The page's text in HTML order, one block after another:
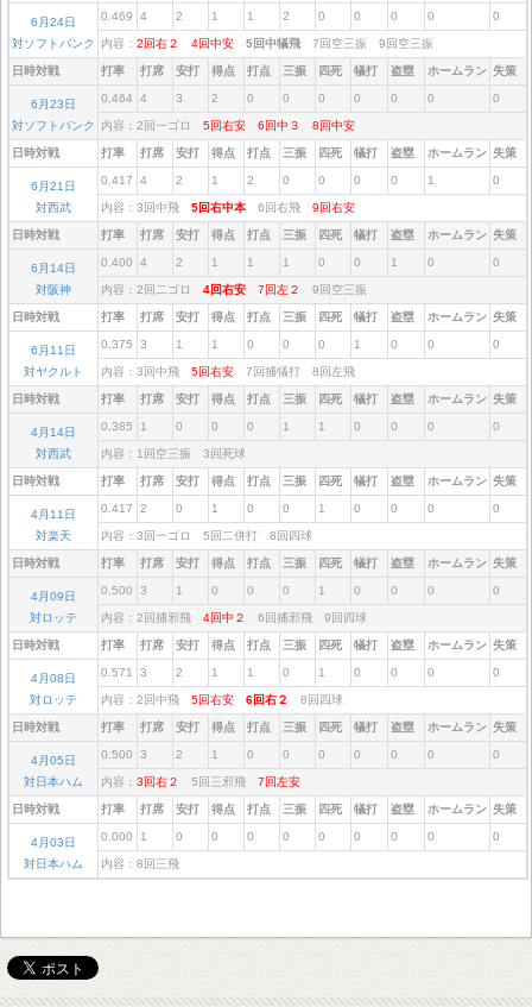
6月24日
対ソフトバンク
0.469 4 2 1 1 2 0 0 0 0 0
内容： 2回右２ 4回中安 5回中犠飛 7回空三振 9回空三振
日時対戦 打率 打席 安打 得点 打点 三振 四死 犠打 盗塁 ホームラン 失策
6月23日
対ソフトバンク
0.464 4 3 2 0 0 0 0 0 0 0
内容：2回一ゴロ 5回右安 6回中３ 8回中安
日時対戦 打率 打席 安打 得点 打点 三振 四死 犠打 盗塁 ホームラン 失策
6月21日
対西武
0.417 4 2 1 2 0 0 0 0 1 0
内容：3回中飛 5回右中本 6回右飛 9回右安
日時対戦 打率 打席 安打 得点 打点 三振 四死 犠打 盗塁 ホームラン 失策
6月14日
対阪神
0.400 4 2 1 1 1 0 0 1 0 0
内容：2回二ゴロ 4回右安 7回左２ 9回空三振
日時対戦 打率 打席 安打 得点 打点 三振 四死 犠打 盗塁 ホームラン 失策
6月11日
対ヤクルト
0.375 3 1 1 0 0 0 1 0 0 0
内容：3回中飛 5回右安 7回捕犠打 8回左飛
日時対戦 打率 打席 安打 得点 打点 三振 四死 犠打 盗塁 ホームラン 失策
4月14日
対西武
0.385 1 0 0 0 1 1 0 0 0 0
内容：1回空三振 3回死球
日時対戦 打率 打席 安打 得点 打点 三振 四死 犠打 盗塁 ホームラン 失策
4月11日
対楽天
0.417 2 0 1 0 0 1 0 0 0 0
内容：3回一ゴロ 5回二併打 8回四球
日時対戦 打率 打席 安打 得点 打点 三振 四死 犠打 盗塁 ホームラン 失策
4月09日
対ロッテ
0.500 3 1 0 0 0 1 0 0 0 0
内容：2回捕邪飛 4回中２ 6回捕邪飛 9回四球
日時対戦 打率 打席 安打 得点 打点 三振 四死 犠打 盗塁 ホームラン 失策
4月08日
対ロッテ
0.571 3 2 1 1 0 1 0 0 0 0
内容：2回中飛 5回右安 6回右２ 8回四球
日時対戦 打率 打席 安打 得点 打点 三振 四死 犠打 盗塁 ホームラン 失策
4月05日
対日本ハム
0.500 3 2 1 0 0 0 0 0 0 0
内容： 3回右２ 5回三邪飛 7回左安
日時対戦 打率 打席 安打 得点 打点 三振 四死 犠打 盗塁 ホームラン 失策
4月03日
対日本ハム
0.000 1 0 0 0 0 0 0 0 0 0
内容：8回三飛